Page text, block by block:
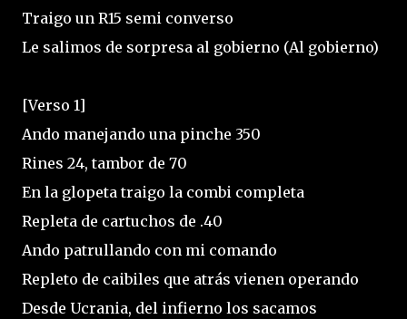
Traigo un R15 semi converso
Le salimos de sorpresa al gobierno (Al gobierno)
[Verso 1]
Ando manejando una pinche 350
Rines 24, tambor de 70
En la glopeta traigo la combi completa
Repleta de cartuchos de .40
Ando patrullando con mi comando
Repleto de caibiles que atrás vienen operando
Desde Ucrania, del infierno los sacamos